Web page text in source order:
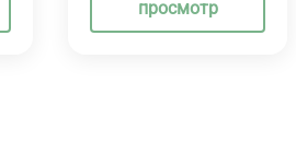
просмотр